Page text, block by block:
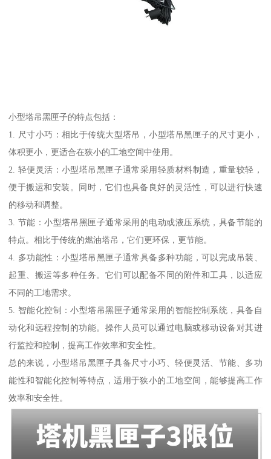
小型塔吊黑匣子的特点包括：
1. 尺寸小巧：相比于传统大型塔吊，小型塔吊黑匣子的尺寸更小，
体积更小，更适合在狭小的工地空间中使用。
2. 轻便灵活：小型塔吊黑匣子通常采用轻质材料制造，重量较轻，
便于搬运和安装。同时，它们也具备良好的灵活性，可以进行快速
的移动和调整。
3. 节能：小型塔吊黑匣子通常采用的电动或液压系统，具备节能的
特点。相比于传统的燃油塔吊，它们更环保，更节能。
4. 多功能性：小型塔吊黑匣子通常具备多种功能，可以完成吊装、
起重、搬运等多种任务。它们可以配备不同的附件和工具，以适应
不同的工地需求。
5. 智能化控制：小型塔吊黑匣子通常采用的智能控制系统，具备自
动化和远程控制的功能。操作人员可以通过电脑或移动设备对其进
行监控和控制，提高工作效率和安全性。
总的来说，小型塔吊黑匣子具备尺寸小巧、轻便灵活、节能、多功
能性和智能化控制等特点，适用于狭小的工地空间，能够提高工作
效率和安全性。